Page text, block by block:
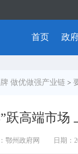
首页 政
做优做强产业链 >
跃高端市场
鄂州政府网 日期：